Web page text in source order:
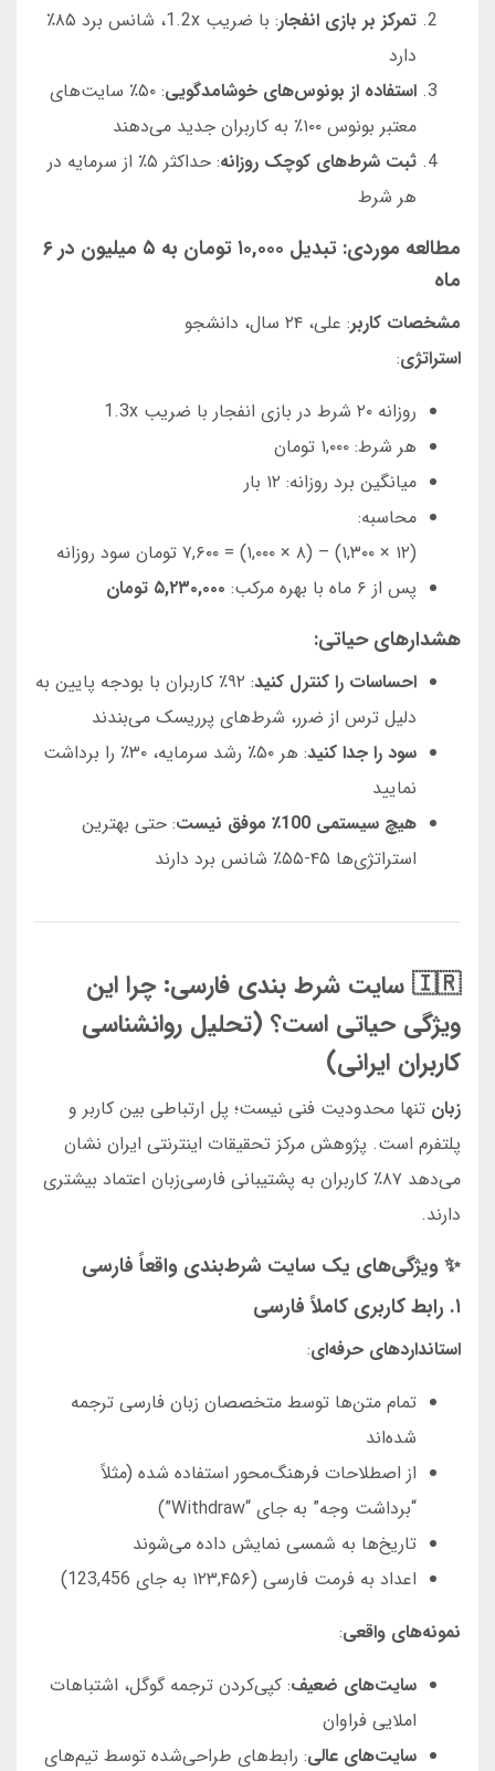
تمرکز بر بازی انفجار
: با ضریب 1.2x، شانس برد ۸۵٪
دارد
استفاده از بونوس‌های خوشامدگویی
: ۵۰٪ سایت‌های
معتبر بونوس ۱۰۰٪ به کاربران جدید می‌دهند
ثبت شرط‌های کوچک روزانه
: حداکثر ۵٪ از سرمایه در
هر شرط
مطالعه موردی: تبدیل ۱۰,۰۰۰ تومان به ۵ میلیون در ۶
ماه
مشخصات کاربر: علی، ۲۴ سال، دانشجو
استراتژی:
روزانه ۲۰ شرط در بازی انفجار با ضریب 1.3x
هر شرط: ۱,۰۰۰ تومان
میانگین برد روزانه: ۱۲ بار
محاسبه:
(۱۲ × ۱,۳۰۰) – (۸ × ۱,۰۰۰) = ۷,۶۰۰ تومان سود روزانه
پس از ۶ ماه با بهره مرکب:
۵,۲۳۰,۰۰۰ تومان
هشدارهای حیاتی:
احساسات را کنترل کنید
: ۹۲٪ کاربران با بودجه پایین به
دلیل ترس از ضرر، شرط‌های پرریسک می‌بندند
سود را جدا کنید
: هر ۵۰٪ رشد سرمایه، ۳۰٪ را برداشت
نمایید
هیچ سیستمی 100٪ موفق نیست
: حتی بهترین
استراتژی‌ها ۴۵-۵۵٪ شانس برد دارند
🇮🇷 سایت شرط بندی فارسی: چرا این
ویژگی حیاتی است؟ (تحلیل روانشناسی
کاربران ایرانی)
زبان تنها محدودیت فنی نیست؛ پل ارتباطی بین کاربر و
پلتفرم است. پژوهش مرکز تحقیقات اینترنتی ایران نشان
می‌دهد ۸۷٪ کاربران به پشتیبانی فارسی‌زبان اعتماد بیشتری
دارند.
✨ ویژگی‌های یک سایت شرط‌بندی واقعاً فارسی
۱. رابط کاربری کاملاً فارسی
استانداردهای حرفه‌ای:
تمام متن‌ها توسط متخصصان زبان فارسی ترجمه
شده‌اند
از اصطلاحات فرهنگ‌محور استفاده شده (مثلاً
“برداشت وجه” به جای “Withdraw”)
تاریخ‌ها به شمسی نمایش داده می‌شوند
اعداد به فرمت فارسی (۱۲۳,۴۵۶ به جای 123,456)
نمونه‌های واقعی:
سایت‌های ضعیف: کپی‌کردن ترجمه گوگل، اشتباهات
املایی فراوان
سایت‌های عالی: رابط‌های طراحی‌شده توسط تیم‌های